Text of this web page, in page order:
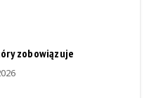
zobowiązuje